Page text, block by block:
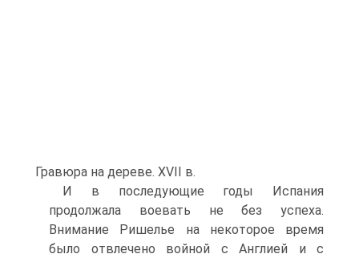
Гравюра на дереве. XVII в.
И в последующие годы Испания
продолжала вое­вать не без успеха.
Внимание Ришелье на некоторое время
было отвлечено войной с Англией и с